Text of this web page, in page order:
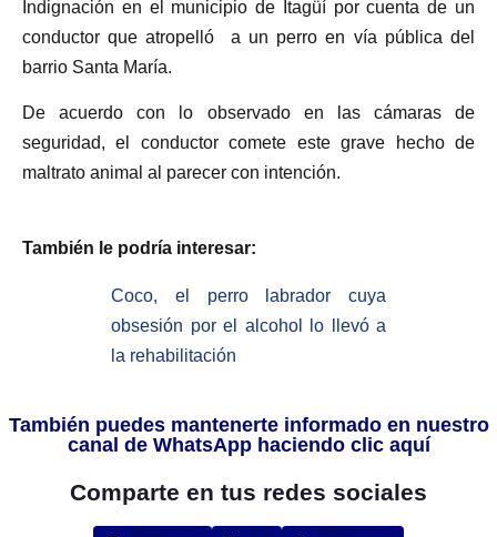
Indignación en el municipio de Itagüí por cuenta de un
conductor que atropelló a un perro en vía pública del
barrio Santa María.
De acuerdo con lo observado en las cámaras de
seguridad, el conductor comete este grave hecho de
maltrato animal al parecer con intención.
También le podría interesar:
Coco, el perro labrador cuya
obsesión por el alcohol lo llevó a
la rehabilitación
También puedes mantenerte informado en nuestro
canal de WhatsApp haciendo clic aquí
Comparte en tus redes sociales